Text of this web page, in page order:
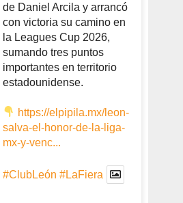
de Daniel Arcila y arrancó
con victoria su camino en
la Leagues Cup 2026,
sumando tres puntos
importantes en territorio
estadounidense.
https://elpipila.mx/leon-
salva-el-honor-de-la-liga-
mx-y-venc...
#ClubLeón #LaFiera